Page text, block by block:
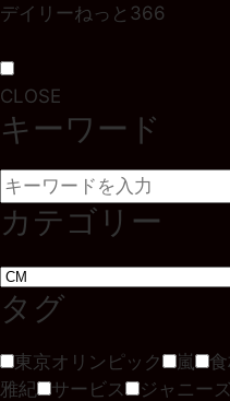
デイリーねっと366
CLOSE
キーワード
カテゴリー
タグ
東京オリンピック 嵐
雅紀
サービス ジャニー